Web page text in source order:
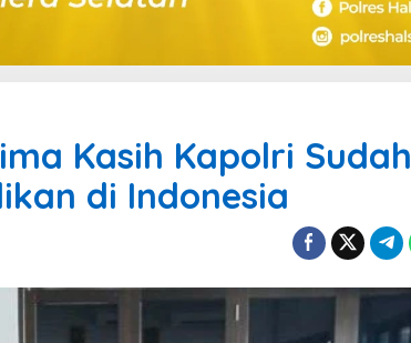
Kasih Kapolri Sudah
di Indonesia